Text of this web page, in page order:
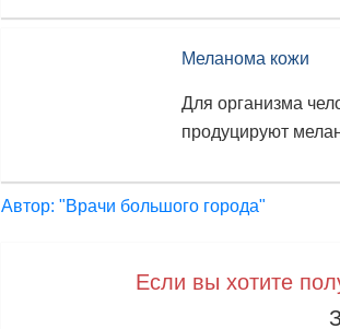
Меланома кожи
Для организма
продуцируют
Автор: "Врачи большого города"
Если вы хотите